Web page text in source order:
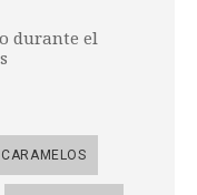
durante el
CARAMELOS